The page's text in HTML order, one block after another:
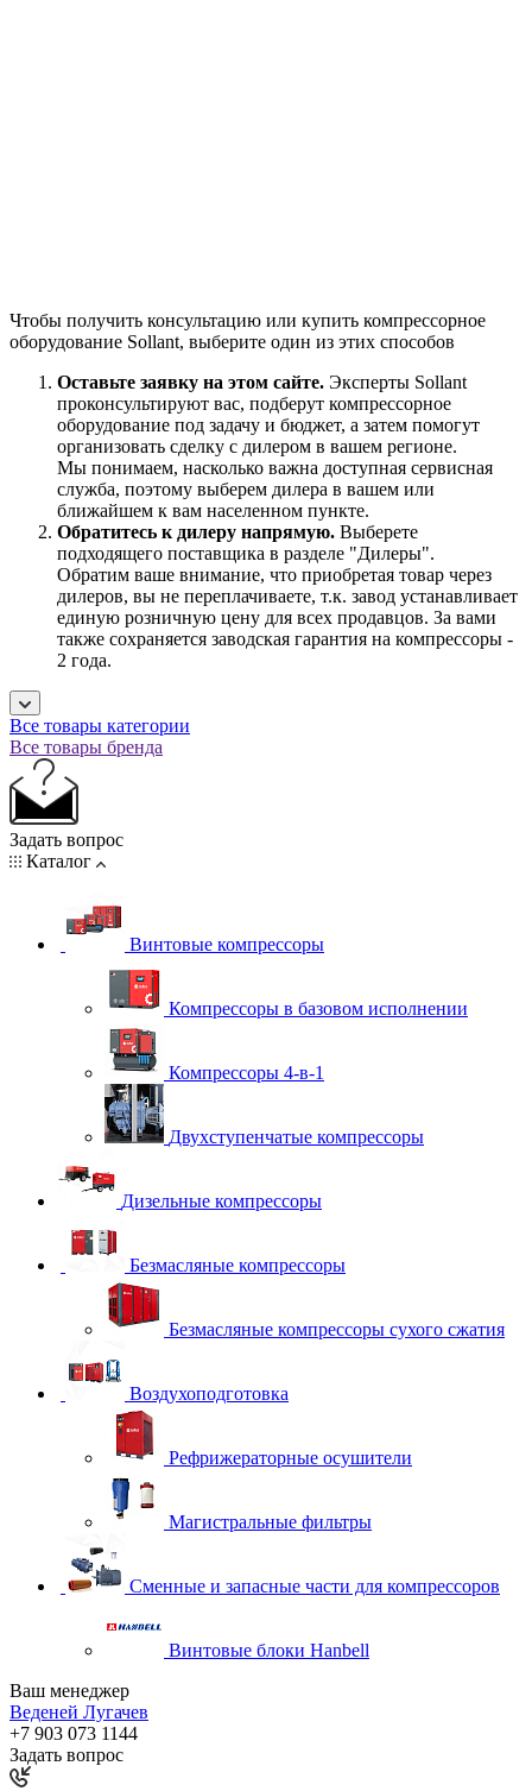
Чтобы получить консультацию или купить компрессорное
оборудование Sollant, выберите один из этих способов
Оставьте заявку на этом сайте. Эксперты Sollant
проконсультируют вас, подберут компрессорное
оборудование под задачу и бюджет, а затем помогут
организовать сделку с дилером в вашем регионе.
Мы понимаем, насколько важна доступная сервисная
служба, поэтому выберем дилера в вашем или
ближайшем к вам населенном пункте.
Обратитесь к дилеру напрямую. Выберете
подходящего поставщика в разделе "Дилеры".
Обратим ваше внимание, что приобретая товар через
дилеров, вы не переплачиваете, т.к. завод устанавливает
единую розничную цену для всех продавцов. За вами
также сохраняется заводская гарантия на компрессоры -
2 года.
Все товары категории
Все товары бренда
Задать вопрос
Каталог
Винтовые компрессоры
Компрессоры в базовом исполнении
Компрессоры 4-в-1
Двухступенчатые компрессоры
Дизельные компрессоры
Безмасляные компрессоры
Безмасляные компрессоры сухого сжатия
Воздухоподготовка
Рефрижераторные осушители
Магистральные фильтры
Сменные и запасные части для компрессоров
Винтовые блоки Hanbell
Ваш менеджер
Веденей Лугачев
+7 903 073 1144
Задать вопрос